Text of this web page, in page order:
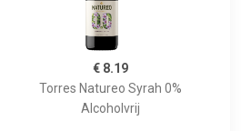
€ 8.19
Torres Natureo Syrah 0%
Alcoholvrij